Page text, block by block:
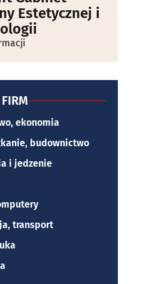
Estetycznej i
ekonomia
budownictwo
i jedzenie
transport